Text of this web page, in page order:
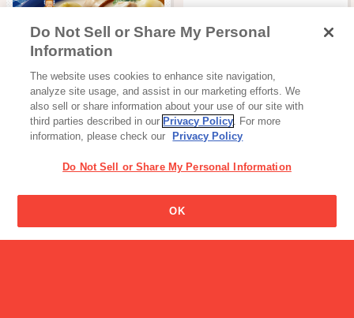
クレアおばさんのシチュー
Glicoのマーク (ゴールイン
のですか?
アプリ甲子園 グリコ賞受賞
Do Not Sell or Share My Personal
Information
The website uses cookies to enhance site navigation,
analyze site usage, and assist in our marketing efforts. We
also sell or share information about your use of our site with
third parties described in our Privacy Policy. For more
information, please check our
Privacy Policy
Do Not Sell or Share My Personal Information
OK